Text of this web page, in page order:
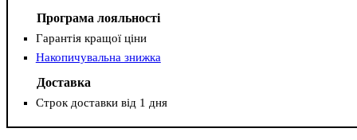
Програма лояльності
Гарантія кращої ціни
Накопичувальна знижка
Доставка
Строк доставки від 1 дня